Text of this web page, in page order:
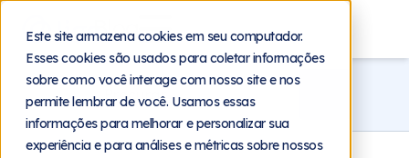
Este site armazena cookies em seu computador.
Esses cookies são usados para coletar informações
sobre como você interage com nosso site e nos
permite lembrar de você. Usamos essas
informações para melhorar e personalizar sua
experiência e para análises e métricas sobre nossos
Blog